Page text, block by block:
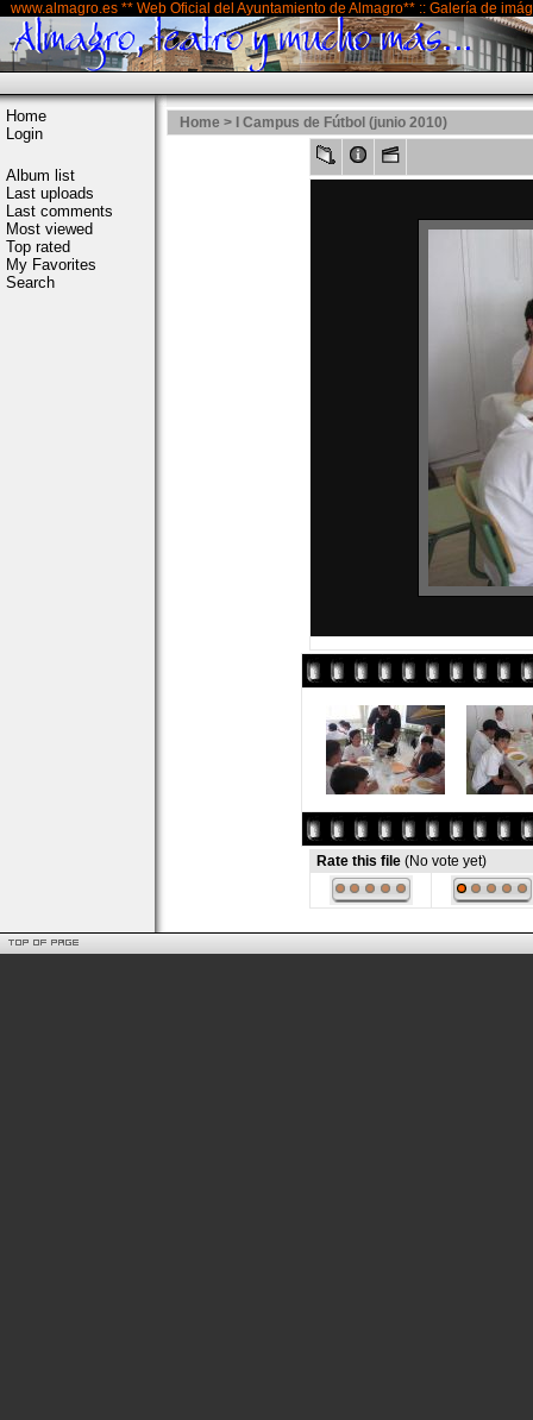
www.almagro.es ** Web Oficial del Ayuntamiento de Almagro** :: Galería de
Home
Login
Album list
Last uploads
Last comments
Most viewed
Top rated
My Favorites
Search
Home > I Campus de Fútbol (junio 2010)
Rate this file (No vote yet)